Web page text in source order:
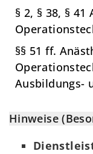
§ 2, § 38, §
§§ 51 ff.
Ausbildungs-
Hinweise